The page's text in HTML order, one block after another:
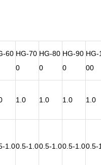
60 HG-70
0
HG-80
0
HG-90
0
HG-
00
1.0 1.0 1.0 1.0
1.00.5-1.00.5-1.00.5-1.00.5-